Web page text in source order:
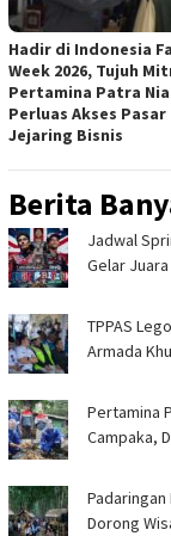
Hadir di Indonesia
Week 2026, Tujuh
Pertamina Patra
Perluas Akses Pasar
Jejaring Bisnis
Berita
Jadwal
Gelar
TPPAS
Armada
Pertamina
Campaka,
Padaringan
Dorong